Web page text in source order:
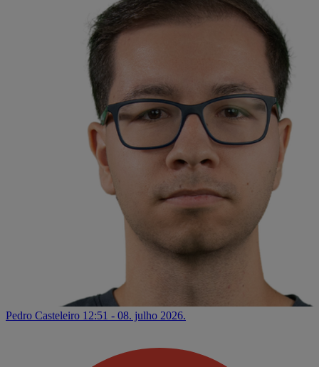
Pedro Casteleiro 12:51 - 08. julho 2026.